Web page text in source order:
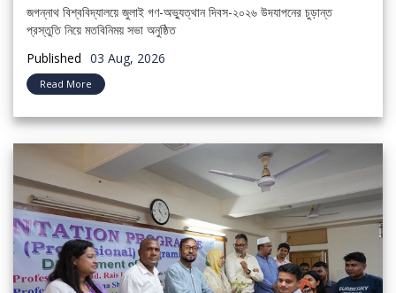
জগন্নাথ বিশ্ববিদ্যালয়ে জুলাই গণ-অভ্যুত্থান দিবস-২০২৬ উদযাপনের চুড়ান্ত
প্রস্তুতি নিয়ে মতবিনিময় সভা অনুষ্ঠিত
Published 03 Aug, 2026
Read More